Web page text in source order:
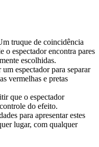
truque de coincidência
espectador encontra pares
escolhidas.
espectador para separar
vermelhas e pretas
que o espectador
do efeito.
para apresentar estes
lugar, com qualquer